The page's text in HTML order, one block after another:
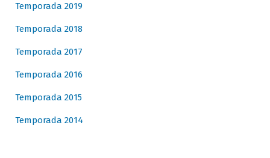
Temporada 2019
Temporada 2018
Temporada 2017
Temporada 2016
Temporada 2015
Temporada 2014